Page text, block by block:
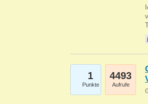
1
Punkte
4493
Aufrufe